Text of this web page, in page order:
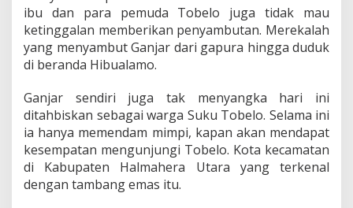
ibu dan para pemuda Tobelo juga tidak mau
ketinggalan memberikan penyambutan. Merekalah
yang menyambut Ganjar dari gapura hingga duduk
di beranda Hibualamo.
Ganjar sendiri juga tak menyangka hari ini
ditahbiskan sebagai warga Suku Tobelo. Selama ini
ia hanya memendam mimpi, kapan akan mendapat
kesempatan mengunjungi Tobelo. Kota kecamatan
di Kabupaten Halmahera Utara yang terkenal
dengan tambang emas itu.